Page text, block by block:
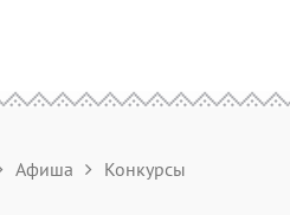
Афиша Конкурсы